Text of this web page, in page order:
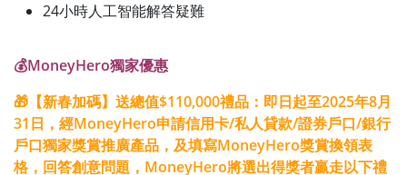
24小時人工智能解答疑難
💰MoneyHero獨家優惠
🎁【新春加碼】送總值$110,000禮品：即日起至2025年8月
31日，經MoneyHero申請信用卡/私人貸款/證券戶口/銀行
戶口獨家獎賞推廣產品，及填寫MoneyHero獎賞換領表
格，回答創意問題，MoneyHero將選出得獎者贏走以下禮